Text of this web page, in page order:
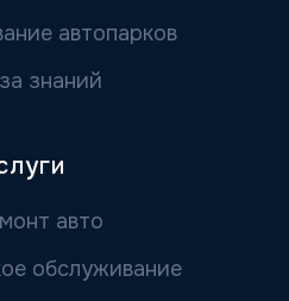
автопарков
знаний
авто
обслуживание